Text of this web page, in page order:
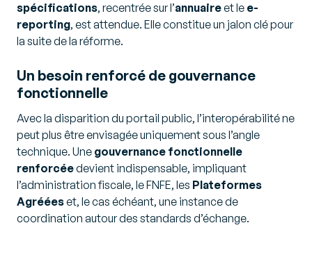
spécifications, recentrée sur l’annuaireet le e-
reporting, est attendue. Elle constitue un jalon clé pour
la suite de la réforme.
Un besoin renforcé de gouvernance
fonctionnelle
Avec la disparition du portail public, l’interopérabilité ne
peut plus être envisagée uniquement sous l’angle
technique. Une gouvernance fonctionnelle
renforcéedevient indispensable, impliquant
l’administration fiscale, le FNFE, les Plateformes
Agrééeset, le cas échéant, une instance de
coordination autour des standards d’échange.